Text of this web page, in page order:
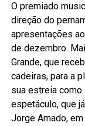
O premiado
direção do
apresentações
de dezembro.
Grande, que
cadeiras, para a
sua estreia como
espetáculo, que
Jorge Amado,